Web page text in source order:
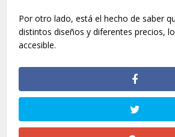
Por otro lado, está el hecho de saber
distintos diseños y diferentes precios,
accesible.